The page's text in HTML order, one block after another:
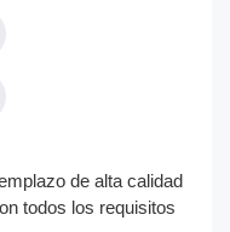
de alta calidad
todos los requisitos